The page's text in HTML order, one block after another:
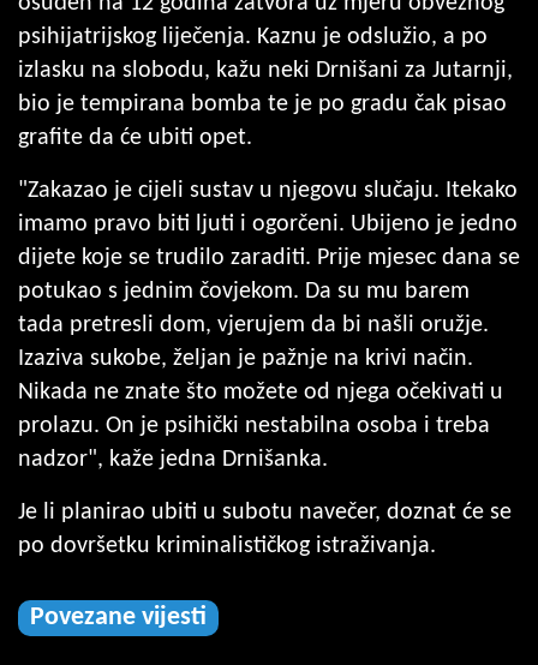
psihijatrijskog liječenja. Kaznu je odslužio, a po
izlasku na slobodu, kažu neki Drnišani za Jutarnji,
bio je tempirana bomba te je po gradu čak pisao
grafite da će ubiti opet.
"Zakazao je cijeli sustav u njegovu slučaju. Itekako
imamo pravo biti ljuti i ogorčeni. Ubijeno je jedno
dijete koje se trudilo zaraditi. Prije mjesec dana se
potukao s jednim čovjekom. Da su mu barem
tada pretresli dom, vjerujem da bi našli oružje.
Izaziva sukobe, željan je pažnje na krivi način.
Nikada ne znate što možete od njega očekivati u
prolazu. On je psihički nestabilna osoba i treba
nadzor", kaže jedna Drnišanka.
Je li planirao ubiti u subotu navečer, doznat će se
po dovršetku kriminalističkog istraživanja.
Povezane vijesti